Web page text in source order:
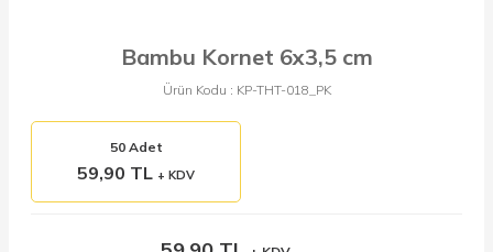
Bambu Kornet 6x3,5 cm
Ürün Kodu : KP-THT-018_PK
50 Adet
59,90 TL + KDV